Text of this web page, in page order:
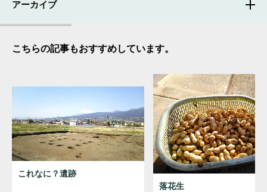
アーカイブ
こちらの記事もおすすめしています。
これなに？遺跡
落花生